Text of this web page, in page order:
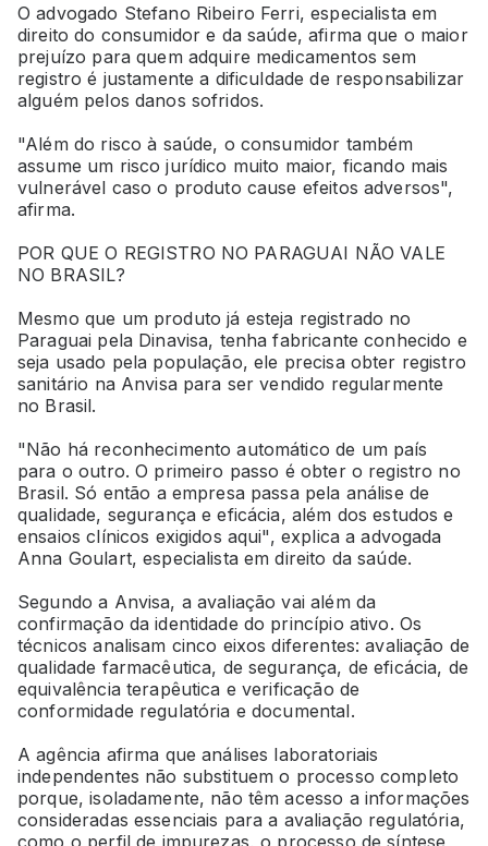
O advogado Stefano Ribeiro Ferri, especialista em
direito do consumidor e da saúde, afirma que o maior
prejuízo para quem adquire medicamentos sem
registro é justamente a dificuldade de responsabilizar
alguém pelos danos sofridos.
"Além do risco à saúde, o consumidor também
assume um risco jurídico muito maior, ficando mais
vulnerável caso o produto cause efeitos adversos",
afirma.
POR QUE O REGISTRO NO PARAGUAI NÃO VALE
NO BRASIL?
Mesmo que um produto já esteja registrado no
Paraguai pela Dinavisa, tenha fabricante conhecido e
seja usado pela população, ele precisa obter registro
sanitário na Anvisa para ser vendido regularmente
no Brasil.
"Não há reconhecimento automático de um país
para o outro. O primeiro passo é obter o registro no
Brasil. Só então a empresa passa pela análise de
qualidade, segurança e eficácia, além dos estudos e
ensaios clínicos exigidos aqui", explica a advogada
Anna Goulart, especialista em direito da saúde.
Segundo a Anvisa, a avaliação vai além da
confirmação da identidade do princípio ativo. Os
técnicos analisam cinco eixos diferentes: avaliação de
qualidade farmacêutica, de segurança, de eficácia, de
equivalência terapêutica e verificação de
conformidade regulatória e documental.
A agência afirma que análises laboratoriais
independentes não substituem o processo completo
porque, isoladamente, não têm acesso a informações
consideradas essenciais para a avaliação regulatória,
como o perfil de impurezas, o processo de síntese